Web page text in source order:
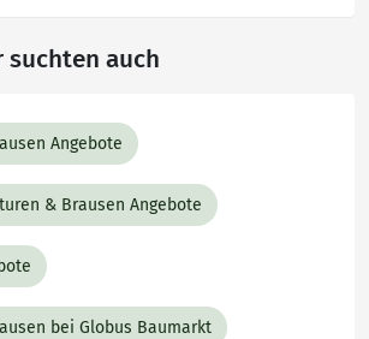
suchten auch
Angebote
& Brausen Angebote
bei Globus Baumarkt